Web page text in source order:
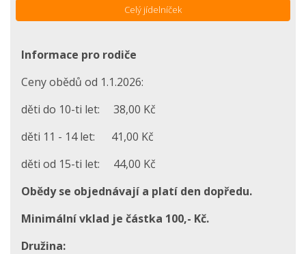
Celý jídelníček
Informace pro rodiče
Ceny obědů od 1.1.2026:
děti do 10-ti let: 38,00 Kč
děti 11 - 14 let: 41,00 Kč
děti od 15-ti let: 44,00 Kč
Obědy se objednávají a platí den dopředu.
Minimální vklad je částka 100,- Kč.
Družina: